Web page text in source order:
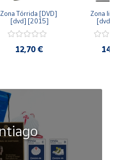
Zona Tórrida [DVD]
[dvd] [2015]
12,70 €
Zona
[dvd]